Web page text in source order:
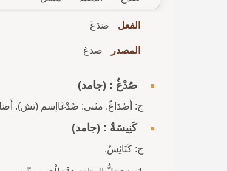
الفعل صَدَغَ
المصدر صدغ
صُدْغٌ : (جامد)
ج: أَصْدَاغٌ. مثنى: صُدْغَاإسم (تش).
كَنِيسَةٌ : (جامد)
ج: كَنَائِسُ.